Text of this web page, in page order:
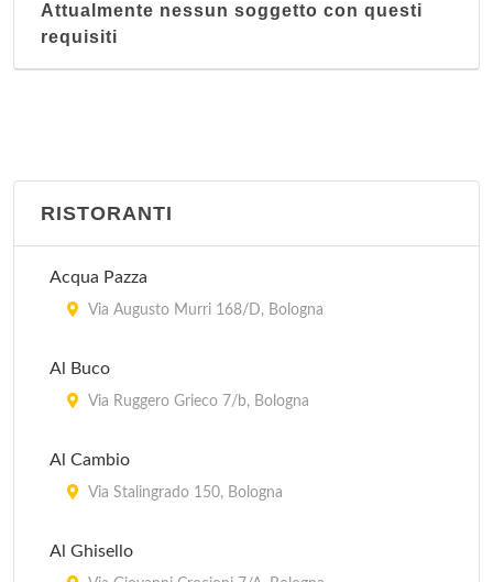
Attualmente nessun soggetto con questi
requisiti
RISTORANTI
Acqua Pazza
Via Augusto Murri 168/D, Bologna
Al Buco
Via Ruggero Grieco 7/b, Bologna
Al Cambio
Via Stalingrado 150, Bologna
Al Ghisello